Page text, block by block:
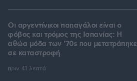
Οι αργεντίνικοι παπαγάλοι είναι ο
φόβος και τρόμος της Ισπανίας: Η
αθώα μόδα των '70s που μετατράπηκε
σε καταστροφή
πριν 41 λεπτά